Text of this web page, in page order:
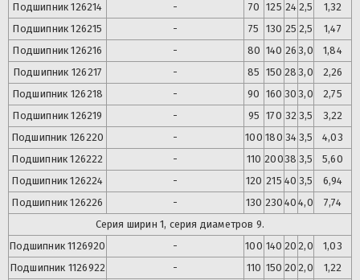
Подшипник 126214 - 70 125 24 2,5
1,32
Подшипник 126215 - 75 130 25 2,5
1,47
Подшипник 126216 - 80 140 26 3,0
1,84
Подшипник 126217 - 85 150 28 3,0
2,26
Подшипник 126218 - 90 160 30 3,0
2,75
Подшипник 126219 - 95 170 32 3,5
3,22
Подшипник 126220 - 100 180 34 3,5
4,03
Подшипник 126222 - 110 20038 3,5
5,60
Подшипник 126224 - 120 215 40 3,5
6,94
Подшипник 126226 - 130 230 40 4,0
7,74
Серия ширин 1, серия диаметров 9.
Подшипник 1126920 - 100 140 20 2,0
1,03
Подшипник 1126922 - 110 150 20 2,0
1,22